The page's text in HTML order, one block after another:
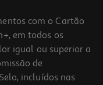
com o Cartão
em todos os
igual ou superior a
de
incluídos nas